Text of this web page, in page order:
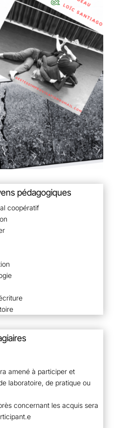
pédagogiques
coopératif
amené à participer et
laboratoire, de pratique ou
concernant les acquis sera